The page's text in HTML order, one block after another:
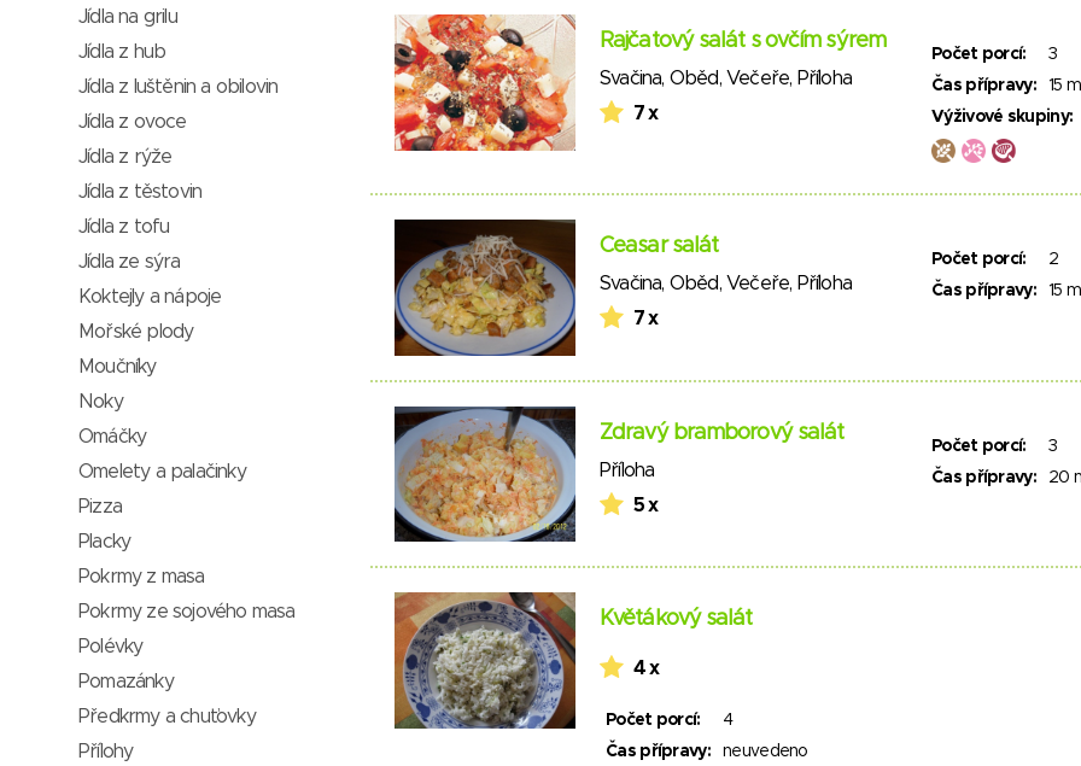
Jídla na grilu
Jídla z hub
Jídla z luštěnin a obilovin
Jídla z ovoce
Jídla z rýže
Jídla z těstovin
Jídla z tofu
Jídla ze sýra
Koktejly a nápoje
Mořské plody
Moučníky
Noky
Omáčky
Omelety a palačinky
Pizza
Placky
Pokrmy z masa
Pokrmy ze sojového masa
Polévky
Pomazánky
Předkrmy a chuťovky
Přílohy
Rajčatový salát s ovčím sýrem
Svačina, Oběd, Večeře, Příloha
7 x
Počet porcí:
3
Čas přípravy:
15
Výživové skupiny:
Ceasar salát
Svačina, Oběd, Večeře, Příloha
7 x
Počet porcí:
2
Čas přípravy:
15
Zdravý bramborový salát
Příloha
5 x
Počet porcí:
3
Čas přípravy:
20
Květákový salát
4 x
Počet porcí:
4
Čas přípravy:
neuvedeno